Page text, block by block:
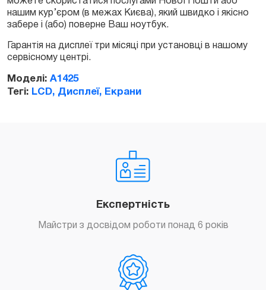
нашим кур’єром (в межах Києва), який швидко і якісно
забере і (або) поверне Ваш ноутбук.
Гарантія на дисплеї три місяці при установці в нашому
сервісному центрі.
Моделі: A1425
Тегі: LCD, Дисплеї, Екрани
Експертність
Майстри з досвідом роботи понад 6 років